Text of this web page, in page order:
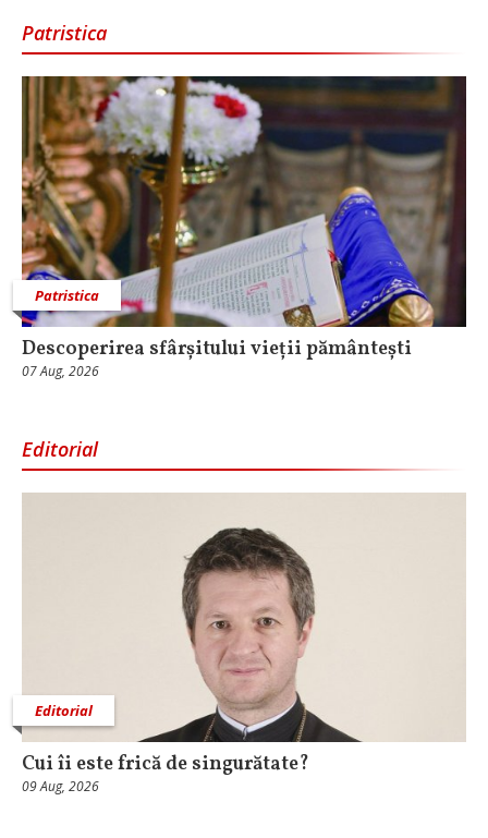
Patristica
Patristica
Descoperirea sfârșitului vieții pământești
07 Aug, 2026
Editorial
Editorial
Cui îi este frică de singurătate?
09 Aug, 2026